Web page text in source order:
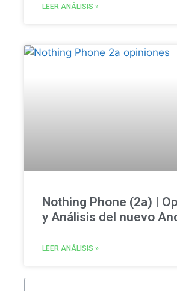
LEER ANÁLISIS »
Nothing Phone (2a) |
y Análisis del nuevo
LEER ANÁLISIS »